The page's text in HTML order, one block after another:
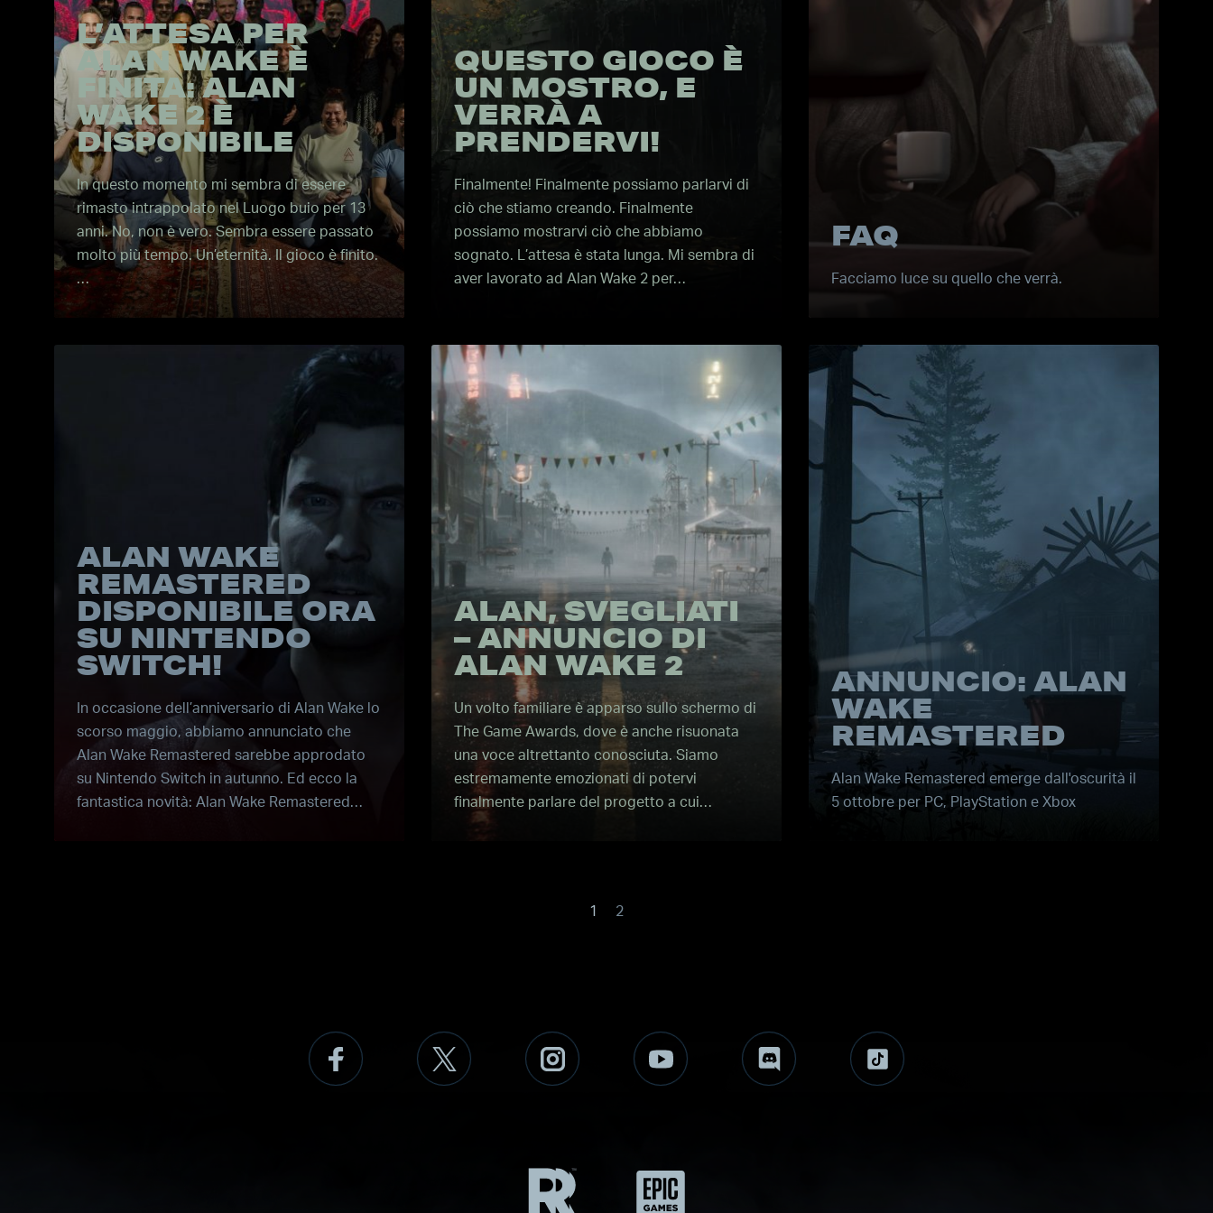
L’ATTESA PER
ALAN WAKE È
FINITA: ALAN
WAKE 2 È
DISPONIBILE
In questo momento mi sembra di essere
rimasto intrappolato nel Luogo buio per 13
anni. No, non è vero. Sembra essere passato
molto più tempo. Un’eternità. Il gioco è finito.
…
QUESTO GIOCO È
UN MOSTRO, E
VERRÀ A
PRENDERVI!
Finalmente! Finalmente possiamo parlarvi di
ciò che stiamo creando. Finalmente
possiamo mostrarvi ciò che abbiamo
sognato. L’attesa è stata lunga. Mi sembra di
aver lavorato ad Alan Wake 2 per…
FAQ
Facciamo luce su quello che verrà.
ALAN WAKE
REMASTERED
DISPONIBILE ORA
SU NINTENDO
SWITCH!
In occasione dell’anniversario di Alan Wake lo
scorso maggio, abbiamo annunciato che
Alan Wake Remastered sarebbe approdato
su Nintendo Switch in autunno. Ed ecco la
fantastica novità: Alan Wake Remastered…
ALAN, SVEGLIATI
– ANNUNCIO DI
ALAN WAKE 2
Un volto familiare è apparso sullo schermo di
The Game Awards, dove è anche risuonata
una voce altrettanto conosciuta. Siamo
estremamente emozionati di potervi
finalmente parlare del progetto a cui…
ANNUNCIO: ALAN
WAKE
REMASTERED
Alan Wake Remastered emerge dall'oscurità il
5 ottobre per PC, PlayStation e Xbox
1 2
Remedy
Epic
Games